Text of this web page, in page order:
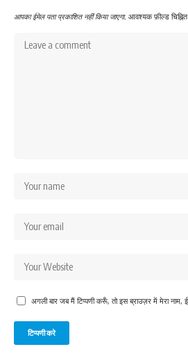
आपका ईमेल पता प्रकाशित नहीं किया जाएगा. आवश्यक फ़ील्ड
अगली बार जब मैं टिप्पणी करूँ, तो इस ब्राउज़र में मेरा